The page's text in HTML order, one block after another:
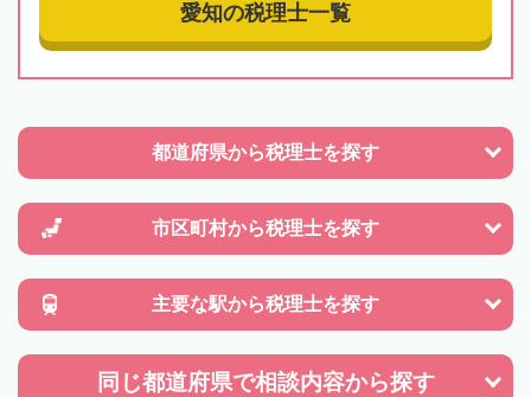
愛知の税理士一覧
都道府県から税理士を探す
市区町村から税理士を探す
主要な駅から税理士を探す
同じ都道府県で相談内容から探す